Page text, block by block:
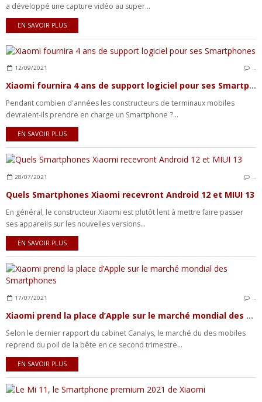
a développé une capture vidéo au super...
EN SAVOIR PLUS
12/09/2021 …
Xiaomi fournira 4 ans de support logiciel pour ses Smartphones
Pendant combien d'années les constructeurs de terminaux mobiles
devraient-ils prendre en charge un Smartphone ?...
EN SAVOIR PLUS
28/07/2021 …
Quels Smartphones Xiaomi recevront Android 12 et MIUI 13
En général, le constructeur Xiaomi est plutôt lent à mettre faire passer
ses appareils sur les nouvelles versions...
EN SAVOIR PLUS
17/07/2021 …
Xiaomi prend la place d’Apple sur le marché mondial des Smartphones
Selon le dernier rapport du cabinet Canalys, le marché du des mobiles
reprend du poil de la bête en ce second trimestre...
EN SAVOIR PLUS